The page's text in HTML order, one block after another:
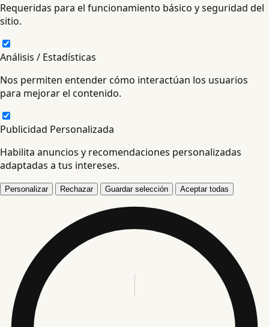
Requeridas para el funcionamiento básico y seguridad del
sitio.
Análisis / Estadísticas
Nos permiten entender cómo interactúan los usuarios
para mejorar el contenido.
Publicidad Personalizada
Habilita anuncios y recomendaciones personalizadas
adaptadas a tus intereses.
Personalizar Rechazar Guardar selección Aceptar todas